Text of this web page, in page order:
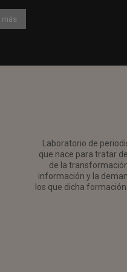
más
Laboratorio de
que nace para tratar
de la
información y la
los que dicha